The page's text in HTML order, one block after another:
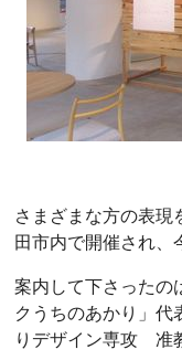
さまざまな方の表現
田市内で開催され、
案内して下さったの
クうちのあかり」
りデザイン専攻 准